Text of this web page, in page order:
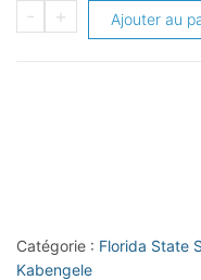
-
quantité
Prizms
+ Ajouter au
Catégorie : Florida State
Kabengele